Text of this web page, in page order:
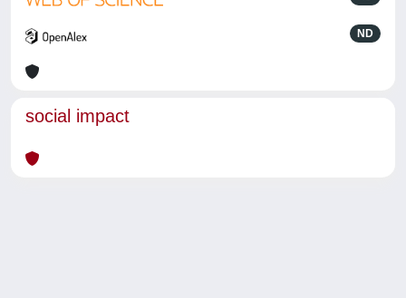
ND
social impact